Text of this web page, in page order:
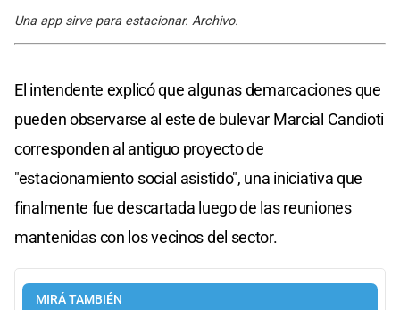
Una app sirve para estacionar. Archivo.
El intendente explicó que algunas demarcaciones que
pueden observarse al este de bulevar Marcial Candioti
corresponden al antiguo proyecto de
"estacionamiento social asistido", una iniciativa que
finalmente fue descartada luego de las reuniones
mantenidas con los vecinos del sector.
MIRÁ TAMBIÉN